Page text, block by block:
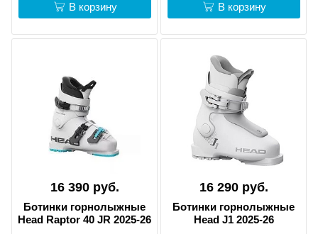
В корзину В корзину
16 390 руб.
Ботинки горнолыжные
Head Raptor 40 JR 2025-26
16 290 руб.
Ботинки горнолыжные
Head J1 2025-26